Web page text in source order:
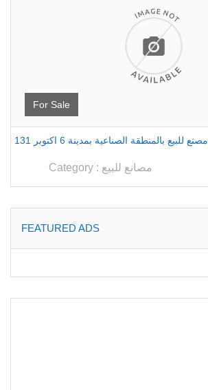
For Sale
131 مصنع للبيع بالمنطقة الصناعية بمدينة 6 اكتوبر
Category : مصانع للبيع
FEATURED ADS